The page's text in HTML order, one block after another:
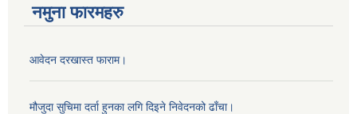
नमुना फारमहरु
आवेदन दरखास्त फाराम।
मौजुदा सुचिमा दर्ता हुनका लगि दिइने निवेदनको ढाँचा।